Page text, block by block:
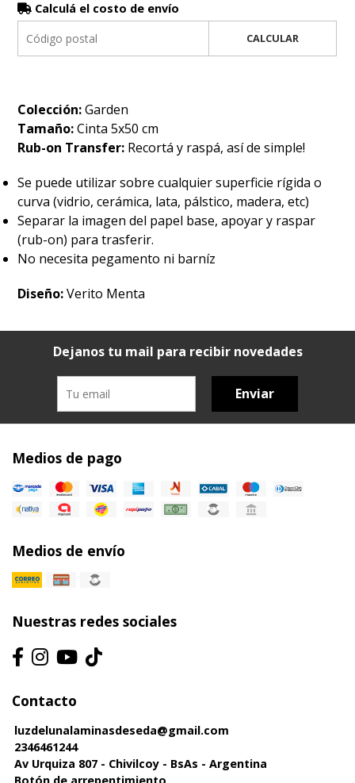
Calculá el costo de envío
CALCULAR
Colección:Garden
Tamaño:Cinta 5x50 cm
Rub-on Transfer: Recortá y raspá, así de simple!
Se puede utilizar sobre cualquier superficie rígida o
curva (vidrio, cerámica, lata, pálstico, madera, etc)
Separar la imagen del papel base, apoyar y raspar
(rub-on) para trasferir.
No necesita pegamento ni barníz
Diseño:Verito Menta
Dejanos tu mail para recibir novedades
Enviar
Medios de pago
Medios de envío
Nuestras redes sociales
Contacto
luzdelunalaminasdeseda@gmail.com
2346461244
Av Urquiza 807 - Chivilcoy - BsAs - Argentina